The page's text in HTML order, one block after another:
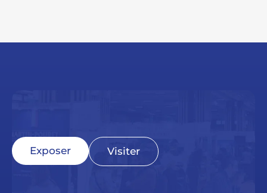
Exposer Visiter